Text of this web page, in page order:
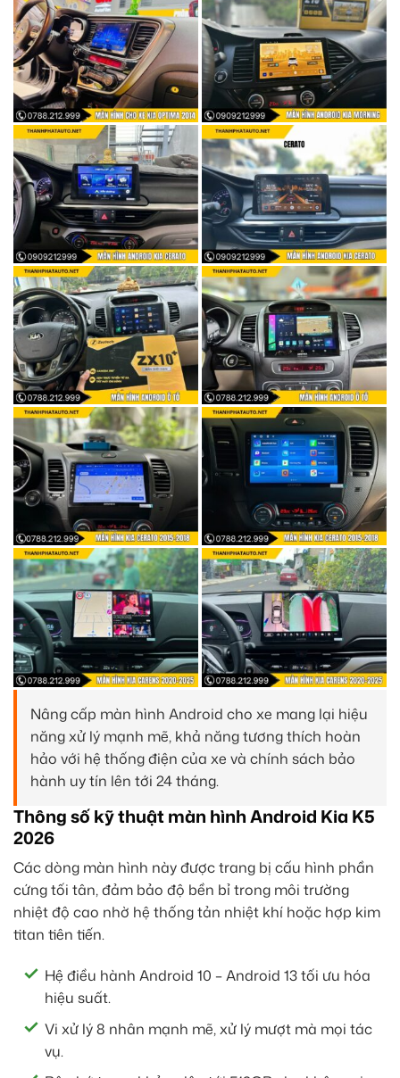
Nâng cấp màn hình Android cho xe mang lại hiệu
năng xử lý mạnh mẽ, khả năng tương thích hoàn
hảo với hệ thống điện của xe và chính sách bảo
hành uy tín lên tới 24 tháng.
Thông số kỹ thuật màn hình Android Kia K5
2026
Các dòng màn hình này được trang bị cấu hình phần
cứng tối tân, đảm bảo độ bền bỉ trong môi trường
nhiệt độ cao nhờ hệ thống tản nhiệt khí hoặc hợp kim
titan tiên tiến.
Hệ điều hành Android 10 – Android 13 tối ưu hóa
hiệu suất.
Vi xử lý 8 nhân mạnh mẽ, xử lý mượt mà mọi tác
vụ.